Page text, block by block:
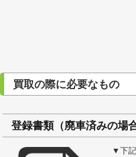
買取の際に必要なもの
登録書類（廃車済みの場
▼下